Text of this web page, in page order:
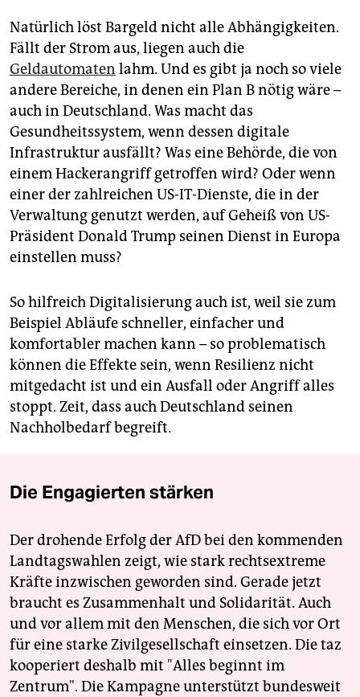
Natürlich löst Bargeld nicht alle Abhängigkeiten.
Fällt der Strom aus, liegen auch die
Geldautomaten lahm. Und es gibt ja noch so viele
andere Bereiche, in denen ein Plan B nötig wäre –
auch in Deutschland. Was macht das
Gesundheitssystem, wenn dessen digitale
Infrastruktur ausfällt? Was eine Behörde, die von
einem Hackerangriff getroffen wird? Oder wenn
einer der zahlreichen US-IT-Dienste, die in der
Verwaltung genutzt werden, auf Geheiß von US-
Präsident Donald Trump seinen Dienst in Europa
einstellen muss?
So hilfreich Digitalisierung auch ist, weil sie zum
Beispiel Abläufe schneller, einfacher und
komfortabler machen kann – so problematisch
können die Effekte sein, wenn Resilienz nicht
mitgedacht ist und ein Ausfall oder Angriff alles
stoppt. Zeit, dass auch Deutschland seinen
Nachholbedarf begreift.
Die Engagierten stärken
Der drohende Erfolg der AfD bei den kommenden
Landtagswahlen zeigt, wie stark rechtsextreme
Kräfte inzwischen geworden sind. Gerade jetzt
braucht es Zusammenhalt und Solidarität. Auch
und vor allem mit den Menschen, die sich vor Ort
für eine starke Zivilgesellschaft einsetzen. Die taz
kooperiert deshalb mit "Alles beginnt im
Zentrum". Die Kampagne unterstützt bundesweit